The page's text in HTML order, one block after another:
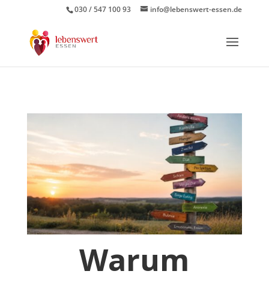
030 / 547 100 93 info@lebenswert-essen.de
Warum